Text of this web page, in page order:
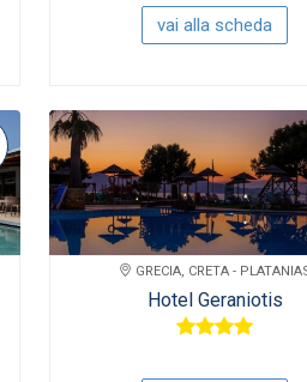
vai alla scheda
GRECIA, CRETA -
Hotel Geraniotis